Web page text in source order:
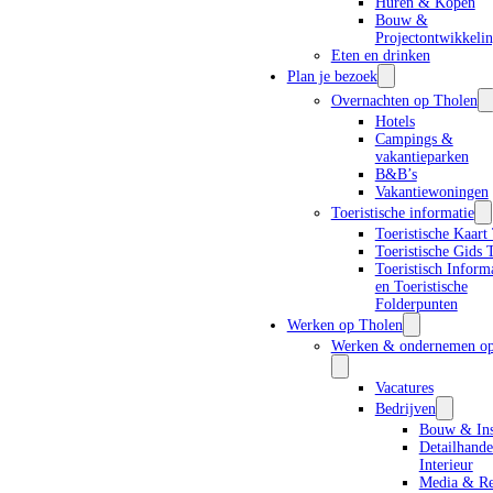
Bouw &
Eten en drinken
Plan je bezoek
Overnachten op Tholen
Hotels
Campings &
vakantieparken
B&B’s
Vakantiewoningen
Toeristische informatie
Toeristische Kaart
Toeristische Gids
Toeristisch
en Toeristische
Folderpunten
Werken op Tholen
Werken & ondernemen
Vacatures
Bedrijven
Bouw &
Interieur
Media &
info@eilandtholen.nl